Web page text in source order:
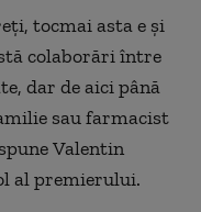
tocmai asta e şi
colaborări între
dar de aici până
sau farmacist
spuneValentin
al premierului.